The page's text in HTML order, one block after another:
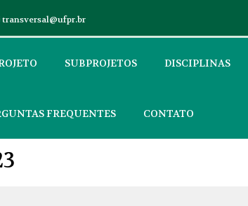
transversal@ufpr.br
SUBPROJETOS DISCIPLINAS
FREQUENTES CONTATO